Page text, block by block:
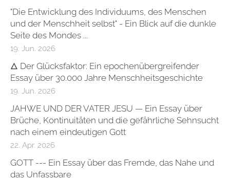
"Die Entwicklung des Individuums, des Menschen
und der Menschheit selbst" - Ein Blick auf die dunkle
Seite des Mondes ...
19. Jun. 2026
🜂 Der Glücksfaktor: Ein epochenübergreifender
Essay über 30.000 Jahre Menschheitsgeschichte
19. Jun. 2026
JAHWE UND DER VATER JESU — Ein Essay über
Brüche, Kontinuitäten und die gefährliche Sehnsucht
nach einem eindeutigen Gott
22. Apr. 2026
GOTT --- Ein Essay über das Fremde, das Nahe und
das Unfassbare